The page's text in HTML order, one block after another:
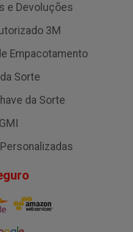
e Devoluções
3M
Empacotamento
Sorte
da Sorte